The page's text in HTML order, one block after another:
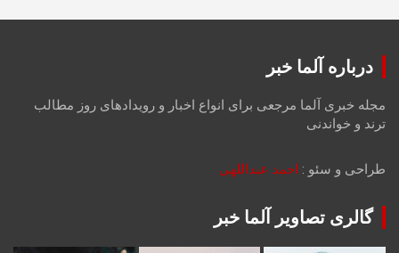
درباره آلما خبر
مجله خبری آلما مرجعی برای انواع اخبار و رویدادهای روز مطالب
ترند و خواندنی
طراحی و سئو : احمد عبداللهی
گالری تصاویر آلما خبر